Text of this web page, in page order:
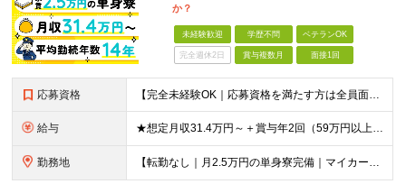
か？
未経験歓迎 学歴不問 ベテランOK
完全週休2日 賞与複数月 面接1回
応募資格 【完全未経験OK｜応募資格を満たす方は全員面接！】 ◎学歴不問／前職不問／転職回数不問 ◎自動車免許・英語力なども一切不問 ◎58歳以下の方（長期のキャリア形成を図るため） ブランクがある方、正社員
給与 ★想定月収31.4万円～＋賞与年2回（59万円以上） ★入社お祝い金15万円支給 ★水道+光熱費無料の家賃がリーズナブルな社員寮(単身寮)あり！ 月給24万5000円以上(基本給21万1000円＋業
勤務地 【転勤なし｜月2.5万円の単身寮完備｜マイカー・バイク通勤OK】 成田空港または空港関連施設での勤務となります。 お住まいや希望を考慮し、千葉市美浜区・四街道市への配属となる場合もあります。 【本社